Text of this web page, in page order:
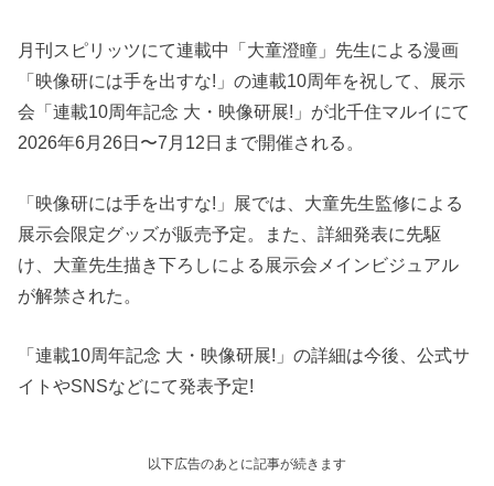
月刊スピリッツにて連載中「大童澄瞳」先生による漫画
「映像研には手を出すな!」の連載10周年を祝して、展示
会「連載10周年記念 大・映像研展!」が北千住マルイにて
2026年6月26日〜7月12日まで開催される。
「映像研には手を出すな!」展では、大童先生監修による
展示会限定グッズが販売予定。また、詳細発表に先駆
け、大童先生描き下ろしによる展示会メインビジュアル
が解禁された。
「連載10周年記念 大・映像研展!」の詳細は今後、公式サ
イトやSNSなどにて発表予定!
以下広告のあとに記事が続きます